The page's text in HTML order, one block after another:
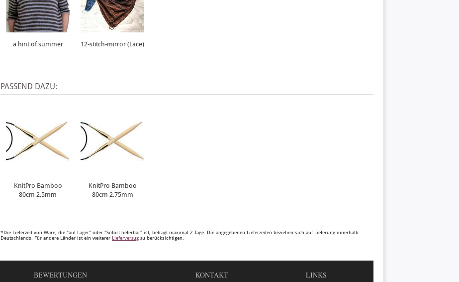
a hint of summer 12-stitch-mirror (Lace)
PASSEND DAZU:
KnitPro Bamboo
80cm 2,5mm
KnitPro Bamboo
80cm 2,75mm
*Die Lieferzeit von Ware, die "auf Lager" oder "Sofort lieferbar" ist, beträgt maximal 2 Tage. Die angegebenen Lieferzeiten beziehen sich auf Lieferung innerhalb
Deutschlands. Für andere Länder ist ein weiterer Lieferverzug zu berücksichtigen.
BEWERTUNGEN KONTAKT LINKS